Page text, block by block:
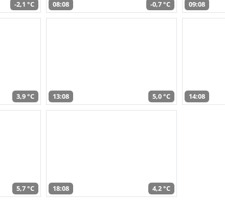
-2,1 °C 08:08 -0,7 °C 09:08
3,9 °C 13:08 5,0 °C 14:08
5,7 °C 18:08 4,2 °C